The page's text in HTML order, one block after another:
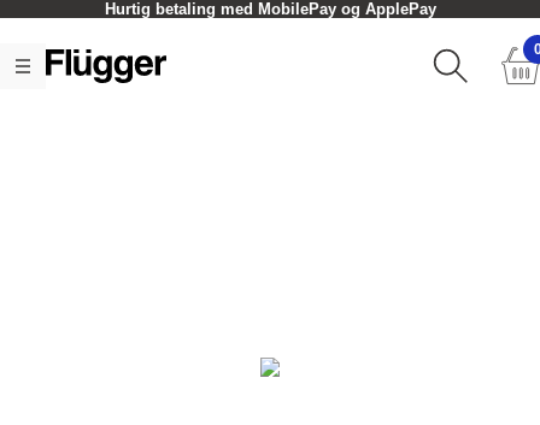
Hurtig betaling med MobilePay og ApplePay